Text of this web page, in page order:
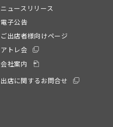
ニュースリリース
電子公告
ご出店者様向けページ
アトレ会
会社案内
出店に関するお問合せ